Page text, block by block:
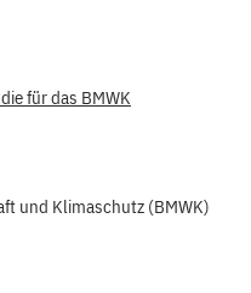
für das BMWK
und Klimaschutz (BMWK)